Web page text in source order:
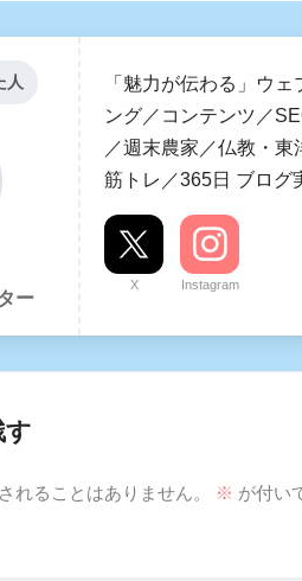
人
ー
「魅力が伝わる」ウ
ング／コンテンツ／
／週末農家／仏教・
筋トレ／365日 ブログ
X Instagram
す
れることはありません。 ※ が付い